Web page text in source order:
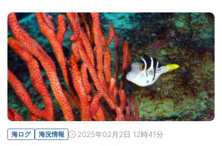
海ログ 海況情報 2025年02月2日 12時41分